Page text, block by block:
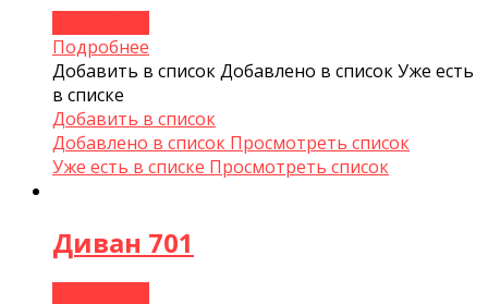
Подробнее
Добавить в списокДобавлено в списокУже есть
в списке
Добавить в список
Добавлено в список Просмотреть список
Уже есть в списке Просмотреть список
Диван 701